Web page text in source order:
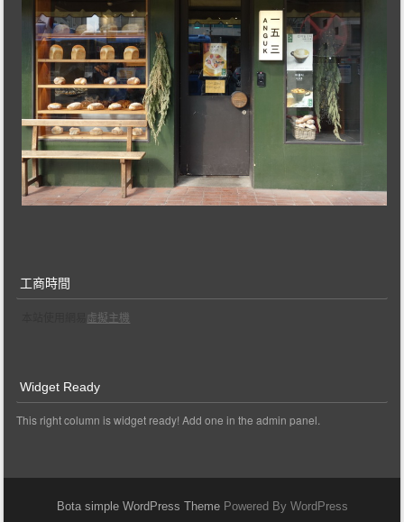
工商時間
虛擬主機
Widget Ready
This right column is widget ready! Add one in the admin panel.
Bota simple WordPress ThemePowered By WordPress